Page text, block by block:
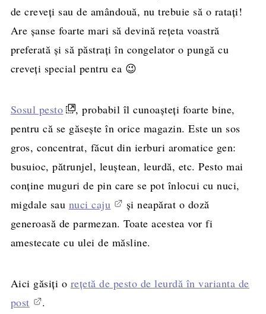
de creveți sau de amândouă, nu trebuie să o ratați!
Are șanse foarte mari să devină rețeta voastră
preferată și să păstrați în congelator o pungă cu
creveți special pentru ea 😉
Sosul pesto
, probabil îl cunoașteți foarte bine,
pentru că se găsește în orice magazin. Este un sos
gros, concentrat, făcut din ierburi aromatice gen:
busuioc, pătrunjel, leuștean, leurdă, etc. Pesto mai
conține muguri de pin care se pot înlocui cu nuci,
migdale sau nuci caju
și neapărat o doză
generoasă de parmezan. Toate acestea vor fi
amestecate cu ulei de măsline.
Aici găsiți o rețetă de pesto de leurdă în varianta de
post
.